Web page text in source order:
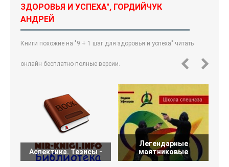
ЗДОРОВЬЯ И УСПЕХА", ГОРДИЙЧУК
АНДРЕЙ
Книги похожие на "9 + 1 шаг для здоровья и успеха" читать
онлайн бесплатно полные версии.
Аспектика. Тезисы -
Легендарные
маятниковые